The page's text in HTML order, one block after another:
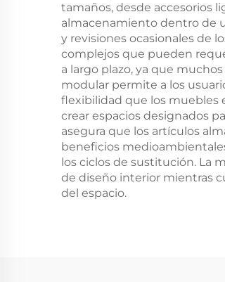
tamaños, desde accesorios
almacenamiento dentro de
y revisiones ocasionales de
complejos que pueden
a largo plazo, ya que
modular permite a los
flexibilidad que los muebles
crear espacios designados
asegura que los artículos
beneficios
los ciclos de sustitución. La
de diseño interior mientras
del espacio.